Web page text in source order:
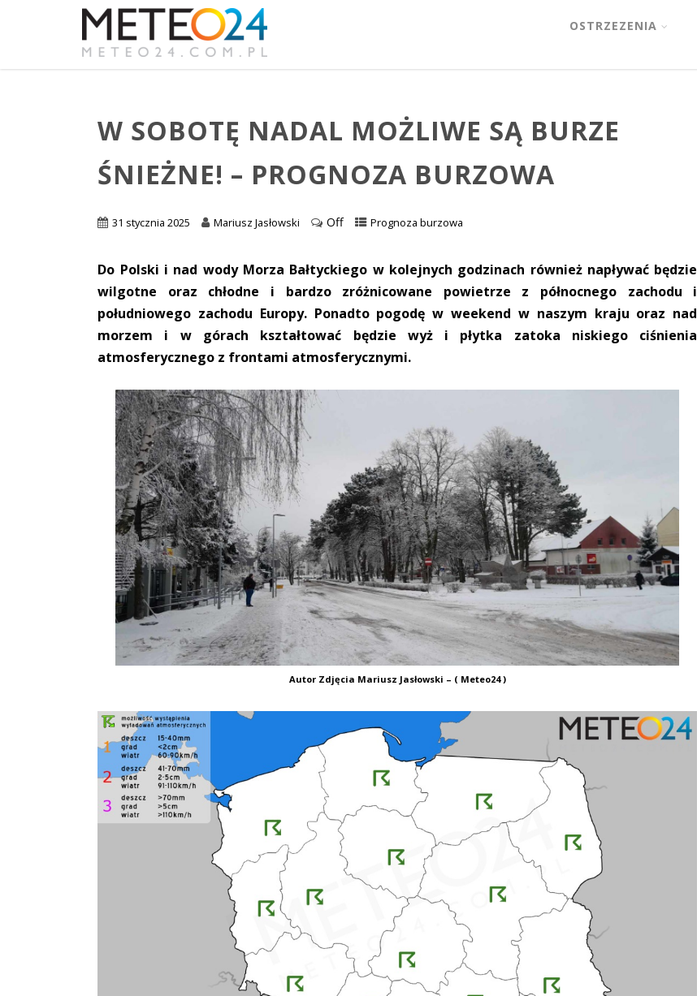
OSTRZEZENIA
W SOBOTĘ NADAL MOŻLIWE SĄ BURZE
ŚNIEŻNE! – PROGNOZA BURZOWA
31 stycznia 2025 Mariusz Jasłowski Off Prognoza burzowa
Do Polski i nad wody Morza Bałtyckiego w kolejnych godzinach również napływać będzie
wilgotne oraz chłodne i bardzo zróżnicowane powietrze z północnego zachodu i
południowego zachodu Europy. Ponadto pogodę w weekend w naszym kraju oraz nad
morzem i w górach kształtować będzie wyż i płytka zatoka niskiego ciśnienia
atmosferycznego z frontami atmosferycznymi.
Autor Zdjęcia Mariusz Jasłowski – ( Meteo24 )